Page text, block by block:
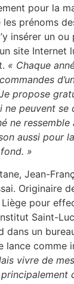
pour la
prénoms
insérer un ou
site Internet
« Chaque
propose
peuvent se
ne
aussi pour
»
Jean-
Originaire
pour
Saint-
dans un
lance comme
vivre de